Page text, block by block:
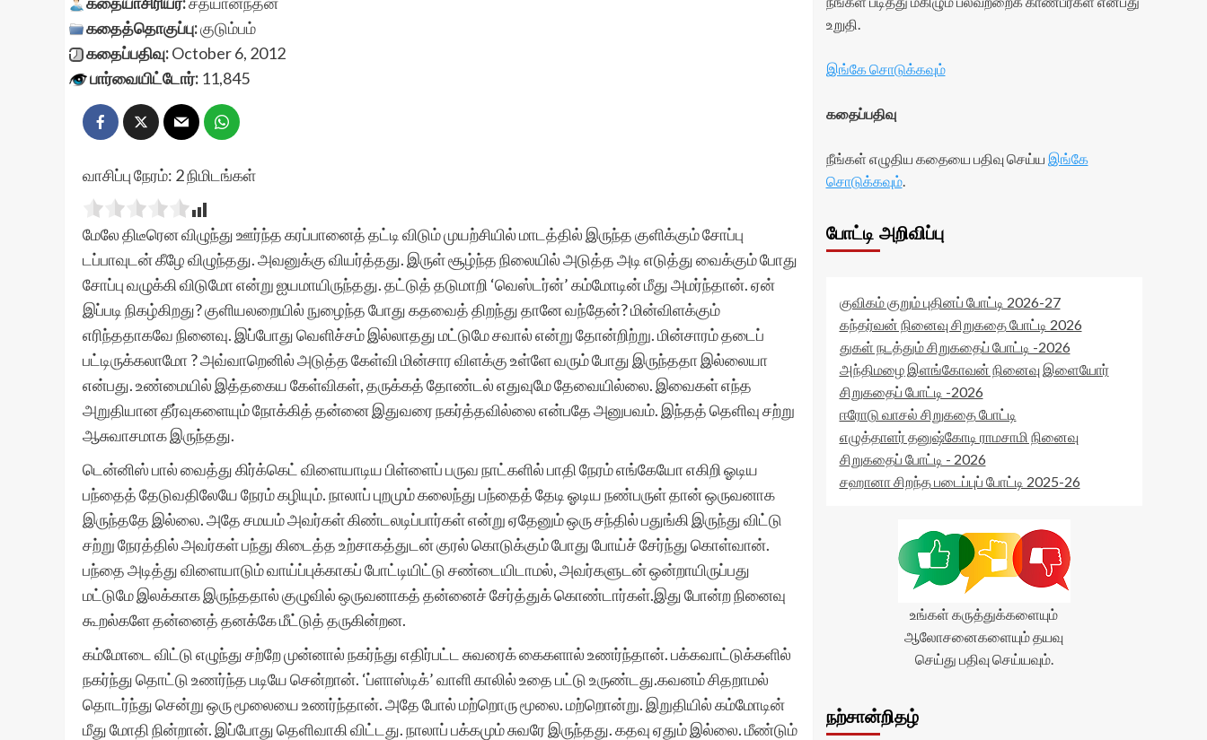
கதைத்தொகுப்பு:குடும்பம்
கதைப்பதிவு:October 6, 2012
பார்வையிட்டோர்: 11,845
வாசிப்பு நேரம்: 2நிமிடங்கள்
மேலே திடீரென விழுந்து ஊர்ந்த கரப்பானைத் தட்டி விடும் முயற்சியில் மாடத்தில் இருந்த குளிக்கும் சோப்பு
டப்பாவுடன் கீழே விழுந்தது. அவனுக்கு வியர்த்தது. இருள் சூழ்ந்த நிலையில் அடுத்த அடி எடுத்து வைக்கும் போது
சோப்பு வழுக்கி விடுமோ என்று ஐயமாயிருந்தது. தட்டுத் தடுமாறி ‘வெஸ்டர்ன்’ கம்மோடின் மீது அமர்ந்தான். ஏன்
இப்படி நிகழ்கிறது? குளியலறையில் நுழைந்த போது கதவைத் திறந்து தானே வந்தேன்? மின்விளக்கும்
எரிந்ததாகவே நினைவு. இப்போது வெளிச்சம் இல்லாதது மட்டுமே சவால் என்று தோன்றிற்று. மின்சாரம் தடைப்
பட்டிருக்கலாமோ ? அவ்வாறெனில் அடுத்த கேள்வி மின்சார விளக்கு உள்ளே வரும் போது இருந்ததா இல்லையா
என்பது. உண்மையில் இத்தகைய கேள்விகள், தருக்கத் தோண்டல் எதுவுமே தேவையில்லை. இவைகள் எந்த
அறுதியான தீர்வுகளையும் நோக்கித் தன்னை இதுவரை நகர்த்தவில்லை என்பதே அனுபவம். இந்தத் தெளிவு சற்று
ஆசுவாசமாக இருந்தது.
டென்னிஸ் பால் வைத்து கிர்க்கெட் விளையாடிய பிள்ளைப் பருவ நாட்களில் பாதி நேரம் எங்கேயோ எகிறி ஓடிய
பந்தைத் தேடுவதிலேயே நேரம் கழியும். நாலாப் புறமும் கலைந்து பந்தைத் தேடி ஓடிய நண்பருள் தான் ஒருவனாக
இருந்ததே இல்லை. அதே சமயம் அவர்கள் கிண்டலடிப்பார்கள் என்று ஏதேனும் ஒரு சந்தில் பதுங்கி இருந்து விட்டு
சற்று நேரத்தில் அவர்கள் பந்து கிடைத்த உற்சாகத்துடன் குரல் கொடுக்கும் போது போய்ச் சேர்ந்து கொள்வான்.
பந்தை அடித்து விளையாடும் வாய்ப்புக்காகப் போட்டியிட்டு சண்டையிடாமல், அவர்களுடன் ஒன்றாயிருப்பது
மட்டுமே இலக்காக இருந்ததால் குழுவில் ஒருவனாகத் தன்னைச் சேர்த்துக் கொண்டார்கள்.இது போன்ற நினைவு
கூறல்களே தன்னைத் தனக்கே மீட்டுத் தருகின்றன.
கம்மோடை விட்டு எழுந்து சற்றே முன்னால் நகர்ந்து எதிர்பட்ட சுவரைக் கைகளால் உணர்ந்தான். பக்கவாட்டுக்களில்
நகர்ந்து தொட்டு உணர்ந்த படியே சென்றான். ‘ப்ளாஸ்டிக்’ வாளி காலில் உதை பட்டு உருண்டது.கவனம் சிதறாமல்
தொடர்ந்து சென்று ஒரு மூலையை உணர்ந்தான். அதே போல் மற்றொரு மூலை. மற்றொன்று. இறுதியில் கம்மோடின்
மீது மோதி நின்றான். இப்போது தெளிவாகி விட்டது. நாலாப் பக்கமும் சுவரே இருந்தது. கதவு ஏதும் இல்லை. மீண்டும்
உறுதி.
இங்கே சொடுக்கவும்
கதைப்பதிவு
நீங்கள் எழுதிய கதையை பதிவு செய்ய இங்கே
சொடுக்கவும்.
போட்டி அறிவிப்பு
குவிகம் குறும் புதினப் போட்டி 2026-27
கந்தர்வன் நினைவு சிறுகதை போட்டி 2026
துகள் நடத்தும் சிறுகதைப் போட்டி -2026
அந்திமழை இளங்கோவன் நினைவு இளையோர்
சிறுகதைப் போட்டி -2026
ஈரோடு வாசல் சிறுகதை போட்டி
எழுத்தாளர் தனுஷ்கோடி ராமசாமி நினைவு
சிறுகதைப் போட்டி - 2026
சஹானா சிறந்த படைப்புப் போட்டி 2025-26
உங்கள் கருத்துக்களையும்
ஆலோசனைகளையும் தயவு
செய்து பதிவு செய்யவும்.
நற்சான்றிதழ்